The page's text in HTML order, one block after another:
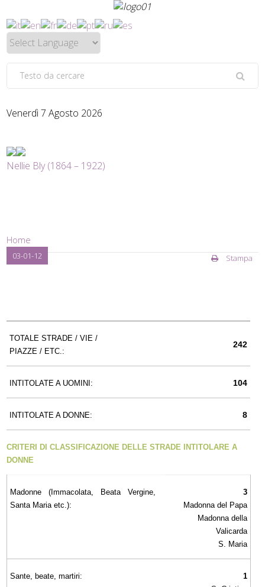
Venerdì 7 Agosto 2026
Nellie Bly (1864 – 1922)
Home
03-01-12 Stampa
TOTALE STRADE / VIE /
PIAZZE / ETC.:
242
INTITOLATE A UOMINI: 104
INTITOLATE A DONNE: 8
CRITERI DI CLASSIFICAZIONE DELLE STRADE INTITOLARE A
DONNE
Madonne (Immacolata, Beata Vergine,
Santa Maria etc.):
3
Madonna del Papa
Madonna della
Valicarda
S. Maria
Sante, beate, martiri:
1